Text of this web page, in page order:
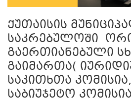
ქუთაისის
საკრებულოში
გაერთიანებული
გაიმართა(
საკითხთა
საბიუჯეტო